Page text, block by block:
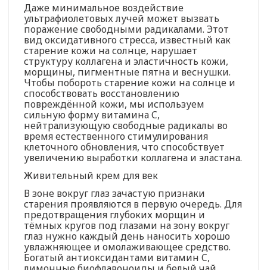
Даже минимальное воздействие
ультрафиолетовых лучей может вызвать
поражение свободными радикалами. Этот
вид оксидативного стресса, известный как
старение кожи на солнце, нарушает
структуру коллагена и эластичность кожи,
морщины, пигментные пятна и веснушки.
Чтобы побороть старение кожи на солнце и
способствовать восстановлению
повреждённой кожи, мы используем
сильную форму витамина C,
нейтрализующую свободные радикалы во
время естественного стимулирования
клеточного обновления, что способствует
увеличению выработки коллагена и эластана.
Живительный крем для век
В зоне вокруг глаз зачастую признаки
старения проявляются в первую очередь. Для
предотвращения глубоких морщин и
тёмных кругов под глазами на зону вокруг
глаз нужно каждый день наносить хорошо
увлажняющее и омолаживающее средство.
Богатый антиоксидантами витамин C,